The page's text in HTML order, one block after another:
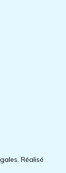
.Réalisé